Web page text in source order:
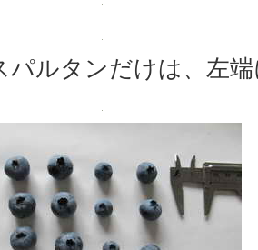
パルタンだけは、左